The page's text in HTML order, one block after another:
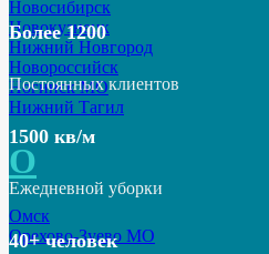
Новосибирск
Новокузнецк
Нижний Новгород
Новороссийск
Ногинск МО
Нижний Тагил
О
Омск
Орехово-Зуево МО
Более 1200
Постоянных клиентов
1500 кв/м
Ежедневной уборки
40+ человек